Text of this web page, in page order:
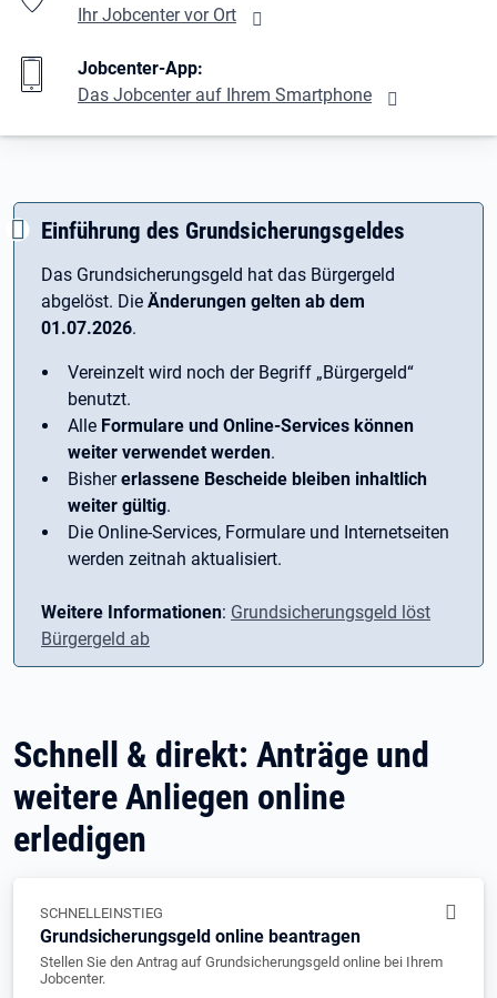
Ihr Jobcenter vor Ort
Jobcenter-App:
Das Jobcenter auf Ihrem Smartphone
Einführung des Grundsicherungsgeldes
Das Grundsicherungsgeld hat das Bürgergeld
abgelöst. Die Änderungen gelten ab dem
01.07.2026.
Vereinzelt wird noch der Begriff ­„Bürgergeld“
benutzt.
Alle Formulare und Online-Services können
weiter verwendet werden.
Bishererlassene Bescheide bleiben inhaltlich
weiter gültig.
Die Online-Services, Formulare und Internetseiten
werden zeitnah aktualisiert.
Weitere Informationen: Grundsicherungsgeld löst
Bürgergeld ab
Schnell & direkt: Anträge und
weitere Anliegen online
erledigen
SCHNELLEINSTIEG
Grundsicherungsgeld online beantragen
Stellen Sie den Antrag auf Grundsicherungsgeld online bei Ihrem
Jobcenter.